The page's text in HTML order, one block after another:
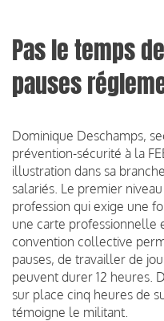
Pas le temps
pauses
Dominique Deschamps,
prévention-sécurité à la
illustration dans sa
salariés. Le premier
profession qui exige une
une carte professionnelle
convention collective
pauses, de travailler de
peuvent durer 12 heures.
sur place cinq heures de
témoigne le militant.